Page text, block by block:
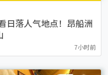
日落人气地点！昂船洲
7小时前